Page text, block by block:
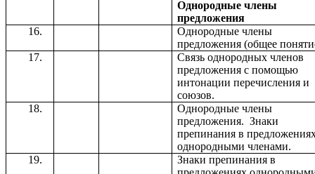
Однородные члены
предложения
Однородные члены
предложения (общее
Связь однородных членов
предложения с помощью
интонации перечисления и
союзов.
Однородные члены
предложения. Знаки
препинания в
однородными членами.
Знаки препинания в